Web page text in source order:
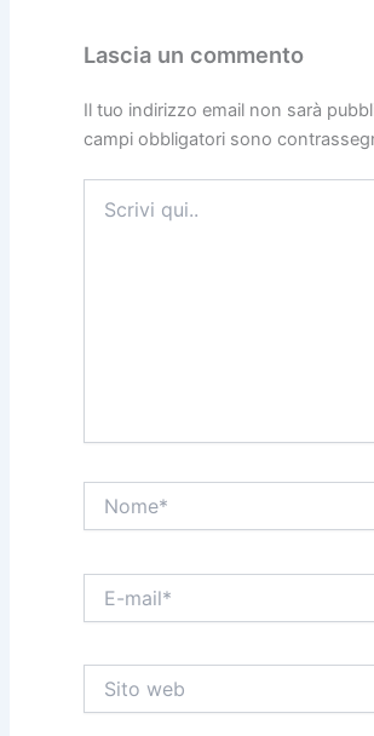
Lascia un commento
Il tuo indirizzo email non sarà
campi obbligatori sono
qui..
mail*
web